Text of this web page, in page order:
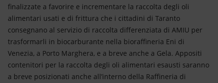
finalizzate a favorire e incrementare la raccolta degli oli
alimentari usati e di frittura che i cittadini di Taranto
consegnano al servizio di raccolta differenziata di AMIU per
trasformarli in biocarburante nella bioraffineria Eni di
Venezia, a Porto Marghera, e a breve anche a Gela. Appositi
contenitori per la raccolta degli oli alimentari esausti saranno
a breve posizionati anche all’interno della Raffineria di